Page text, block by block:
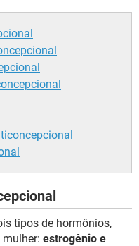
tipos de hormônios,
estrogênio e